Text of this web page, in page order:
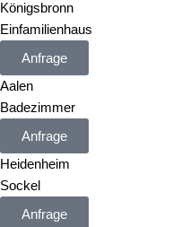
Königsbronn
Einfamilienhaus
Anfrage
Aalen
Badezimmer
Anfrage
Heidenheim
Sockel
Anfrage